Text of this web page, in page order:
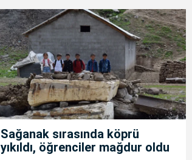
Sağanak sırasında köprü
yıkıldı, öğrenciler mağdur oldu